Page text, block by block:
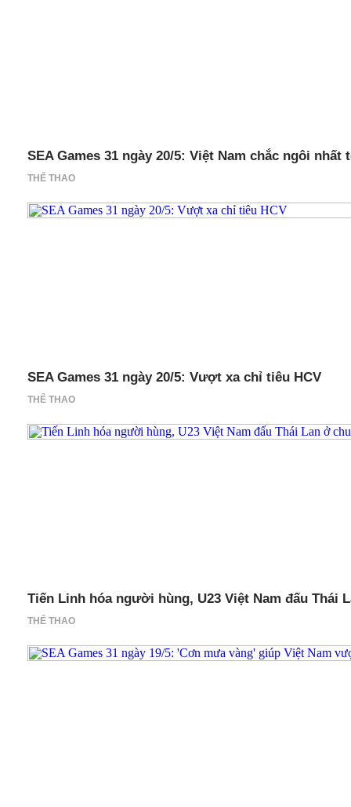
THỂ THAO
SEA Games 31 ngày 20/5: Việt Nam chắc ngôi nhất
THỂ THAO
SEA Games 31 ngày 20/5: Vượt xa chỉ tiêu HCV
THỂ THAO
Tiến Linh hóa người hùng, U23 Việt Nam đấu Thái